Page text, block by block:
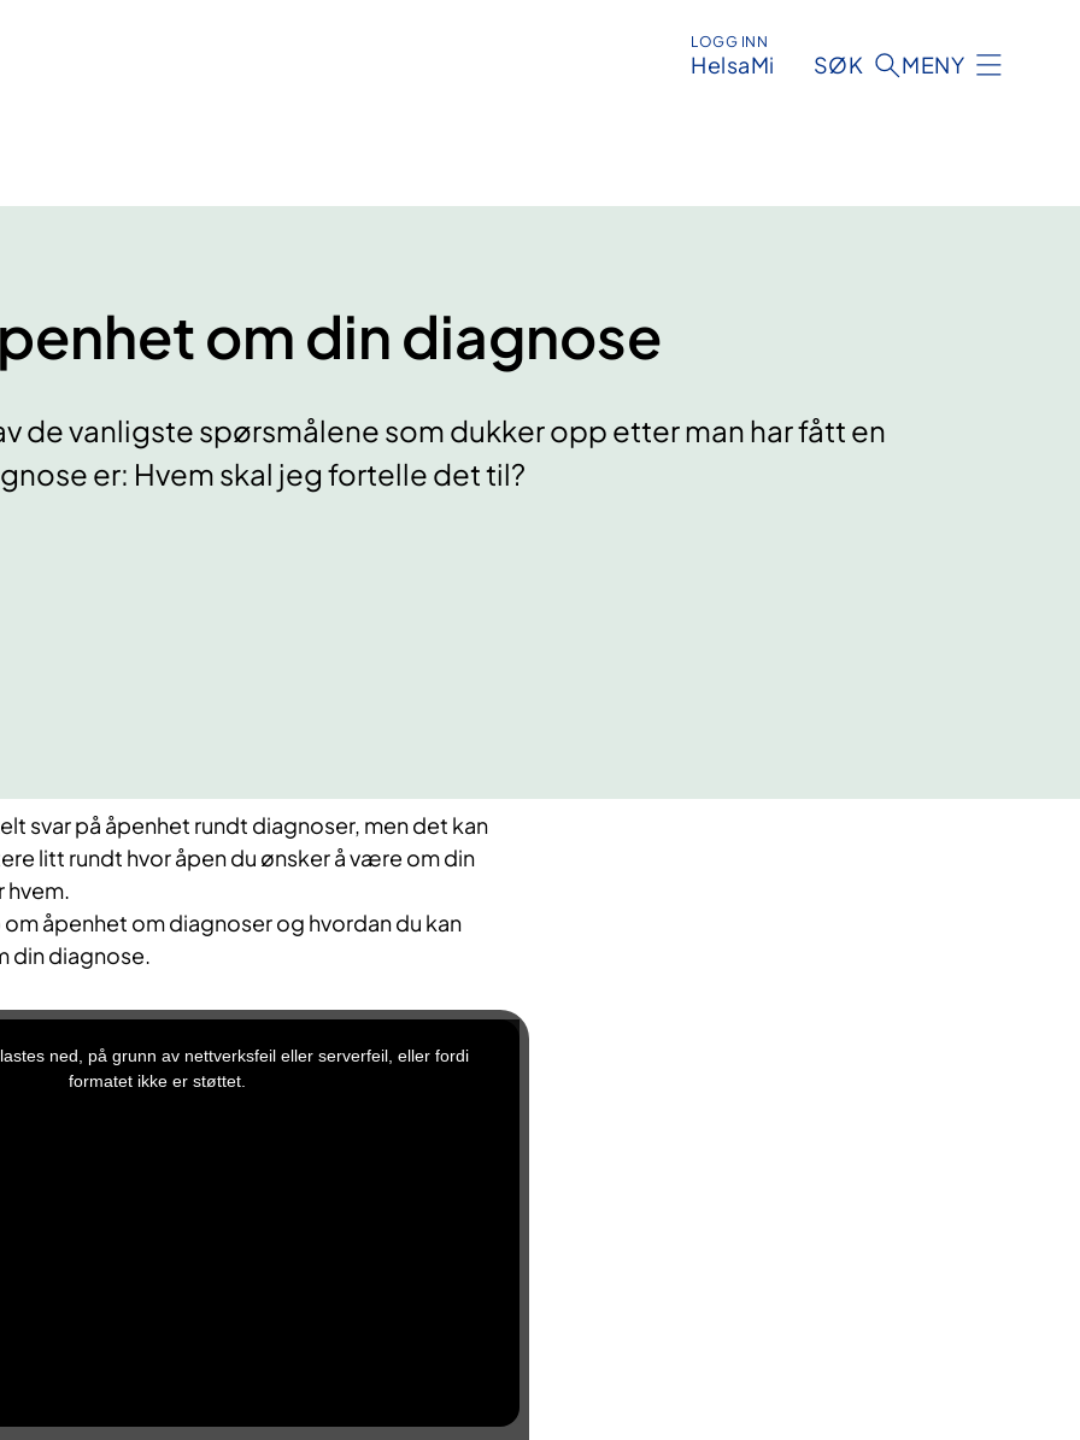
LOGG INN
HelsaMi SØK MENY
om din diagnose
de vanligste spørsmålene som dukker opp etter man har fått en
er: Hvem skal jeg fortelle det til?
svar på åpenhet rundt diagnoser, men det kan
litt rundt hvor åpen du ønsker å være om din
hvem.
om åpenhet om diagnoser og hvordan du kan
din diagnose.
ned, på grunn av nettverksfeil eller serverfeil, eller fordi
formatet ikke er støttet.